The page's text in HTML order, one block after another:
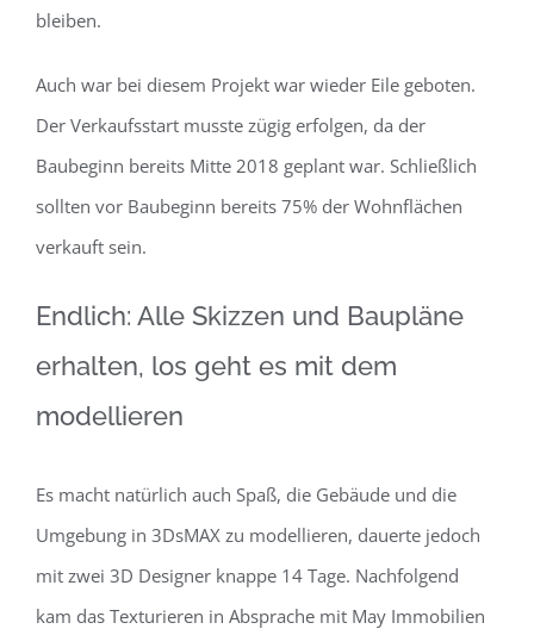
bleiben.
Auch war bei diesem Projekt war wieder Eile geboten.
Der Verkaufsstart musste zügig erfolgen, da der
Baubeginn bereits Mitte 2018 geplant war. Schließlich
sollten vor Baubeginn bereits 75% der Wohnflächen
verkauft sein.
Endlich: Alle Skizzen und Baupläne
erhalten, los geht es mit dem
modellieren
Es macht natürlich auch Spaß, die Gebäude und die
Umgebung in 3DsMAX zu modellieren, dauerte jedoch
mit zwei 3D Designer knappe 14 Tage. Nachfolgend
kam das Texturieren in Absprache mit May Immobilien